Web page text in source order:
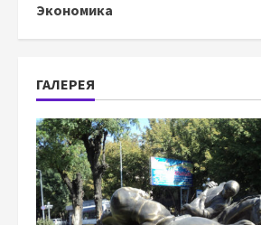
Экономика
ГАЛЕРЕЯ